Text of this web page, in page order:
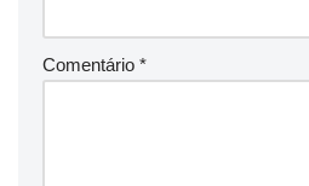
Comentário *